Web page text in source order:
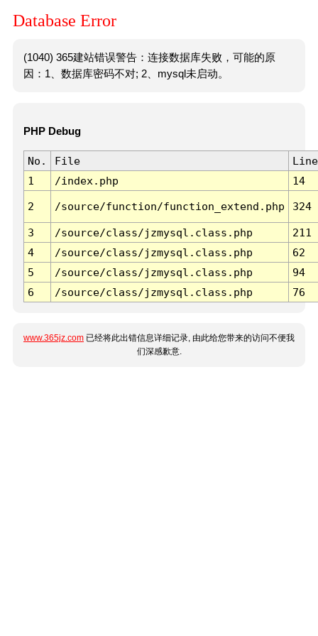
Database Error
(1040) 365建站错误警告：连接数据库失败，可能的原
因：1、数据库密码不对; 2、mysql未启动。
PHP Debug
No. File
Line
1
/index.php 14
2 /source/function/function_extend.php 324
3 /source/class/jzmysql.class.php
211
4
/source/class/jzmysql.class.php
62
5
/source/class/jzmysql.class.php
94
6
/source/class/jzmysql.class.php 76
www.365jz.com 已经将此出错信息详细记录, 由此给您带来的访问不便我
们深感歉意.